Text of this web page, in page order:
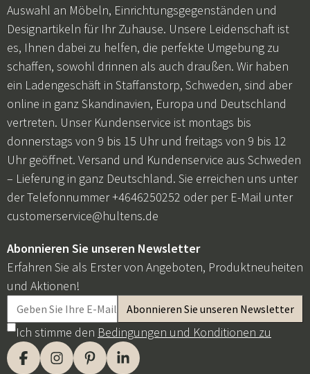
Auswahl an Möbeln, Einrichtungsgegenständen und
Designartikeln für Ihr Zuhause. Unsere Leidenschaft ist
es, Ihnen dabei zu helfen, die perfekte Umgebung zu
schaffen, sowohl drinnen als auch draußen. Wir haben
ein Ladengeschäft in Staffanstorp, Schweden, sind aber
online in ganz Skandinavien, Europa und Deutschland
vertreten. Unser Kundenservice ist montags bis
donnerstags von 9 bis 15 Uhr und freitags von 9 bis 12
Uhr geöffnet. Versand und Kundenservice aus Schweden
– Lieferung in ganz Deutschland. Sie erreichen uns unter
der Telefonnummer +4646250252 oder per E-Mail unter
customerservice@hultens.de
Abonnieren Sie unseren Newsletter
Erfahren Sie als Erster von Angeboten, Produktneuheiten
und Aktionen!
Ich stimme den Bedingungen und Konditionen zu